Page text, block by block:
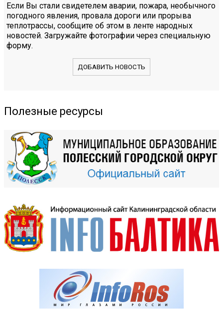
Если Вы стали свидетелем аварии, пожара, необычного
погодного явления, провала дороги или прорыва
теплотрассы, сообщите об этом в ленте народных
новостей. Загружайте фотографии через специальную
форму.
ДОБАВИТЬ НОВОСТЬ
Полезные ресурсы